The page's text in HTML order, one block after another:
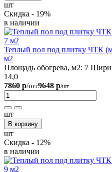
шт
Скидка - 19%
в наличии
Теплый пол под плитку ЧТК
м2
Площадь обогрева, м2: 7
14,0
7860 р/шт9648 р/шт
шт
В корзину
шт
Скидка - 12%
в наличии